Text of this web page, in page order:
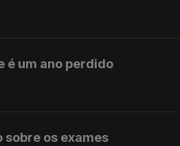
é um ano perdido
os exames